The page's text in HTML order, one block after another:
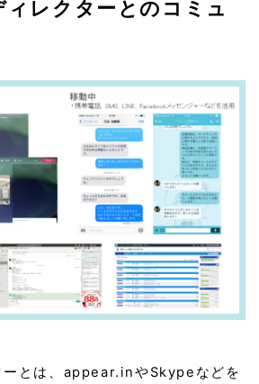
ィレクターとのコミュ
ーとは、appear.inやSkypeなどを